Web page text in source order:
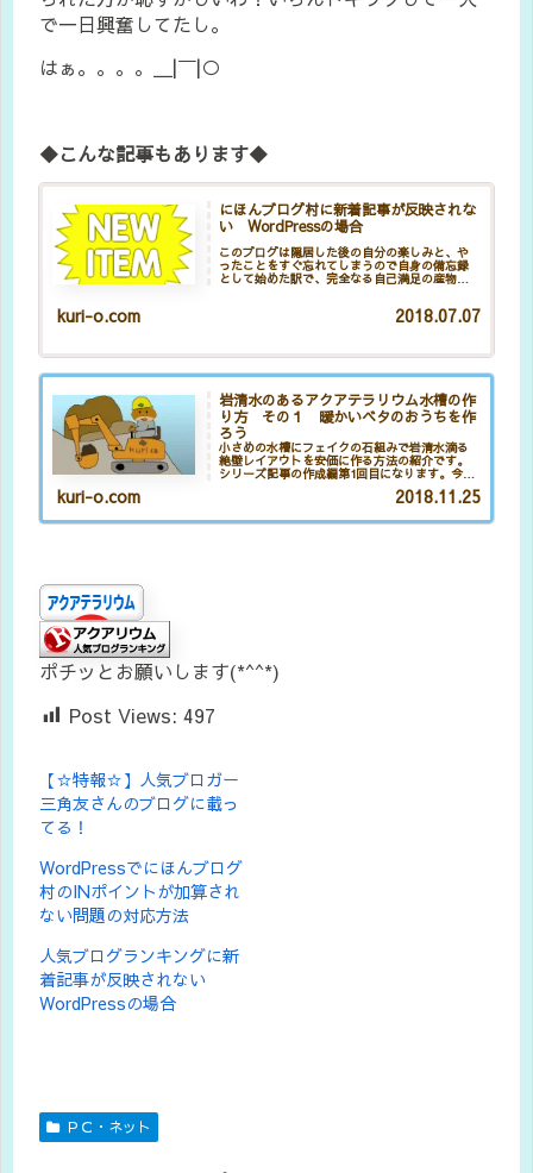
で一日興奮してたし。
はぁ。。。。＿|￣|○
◆こんな記事もあります◆
にほんブログ村に新着記事が反映されな
い WordPressの場合
このブログは隠居した後の自分の楽しみと、や
ったことをすぐ忘れてしまうので自身の備忘録
として始めた訳で、完全なる自己満足の産物な
方々が見に来てくれてたんよね。いくら自己満
足のために始めたとはいえ、一応...
kuri-o.com 2018.07.07
岩清水のあるアクアテラリウム水槽の作
り方 その１ 暖かいベタのおうちを作
ろう
小さめの水槽にフェイクの石組みで岩清水滴る
絶壁レイアウトを安価に作る方法の紹介です。
シリーズ記事の作成編第1回目になります。今回
は鉢底ネットを使ってベースを作ります。小さ
めの水槽ですが、本物と見紛う石組みの絶壁レ
に。
kuri-o.com 2018.11.25
ポチッとお願いします(*^^*)
Post Views: 497
【☆特報☆】人気ブロガー
三角友さんのブログに載っ
てる！
WordPressでにほんブログ
村のINポイントが加算され
ない問題の対応方法
人気ブログランキングに新
着記事が反映されない
WordPressの場合
ＰＣ・ネット